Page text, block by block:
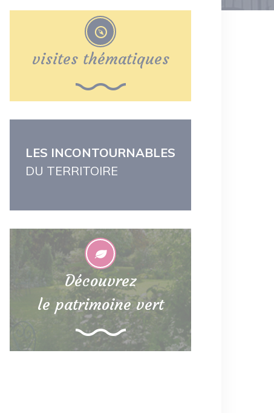
visites thématiques
LES INCONTOURNABLES
DU TERRITOIRE
Découvrez
le patrimoine vert